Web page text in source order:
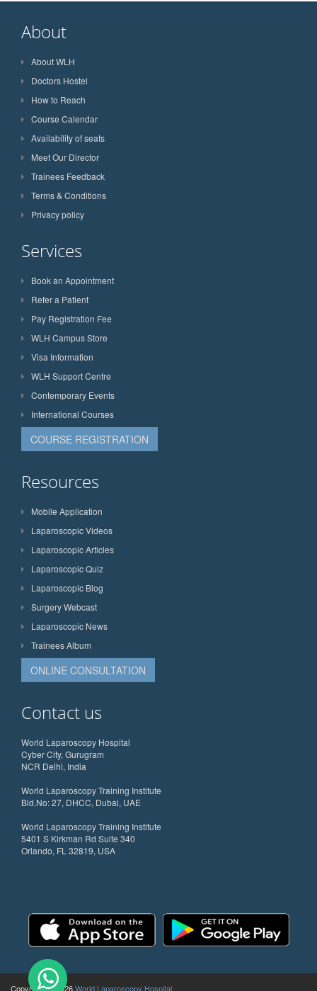
About
About WLH
Doctors Hostel
How to Reach
Course Calendar
Availability of seats
Meet Our Director
Trainees Feedback
Terms & Conditions
Privacy policy
Services
Book an Appointment
Refer a Patient
Pay Registration Fee
WLH Campus Store
Visa Information
WLH Support Centre
Contemporary Events
International Courses
COURSE REGISTRATION
Resources
Mobile Application
Laparoscopic Videos
Laparoscopic Articles
Laparoscopic Quiz
Laparoscopic Blog
Surgery Webcast
Laparoscopic News
Trainees Album
ONLINE CONSULTATION
Contact us
World Laparoscopy Hospital
Cyber City, Gurugram
NCR Delhi, India
World Laparoscopy Training Institute
Bld.No: 27, DHCC, Dubai, UAE
World Laparoscopy Training Institute
5401 S Kirkman Rd Suite 340
Orlando, FL 32819, USA
Copyright @ 2026World Laparoscopy Hospital